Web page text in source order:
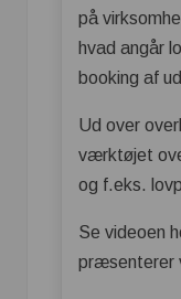
på
hvad angår
booking af
Ud over
værktøjet
og f.eks.
Se videoen
præsenterer